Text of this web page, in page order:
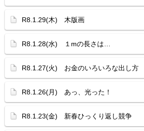
R8.1.29(木) 木版画
R8.1.28(水) １mの長さは…
R8.1.27(火) お金のいろいろな出し方
R8.1.26(月) あっ、光った！
R8.1.23(金) 新春ひっくり返し競争